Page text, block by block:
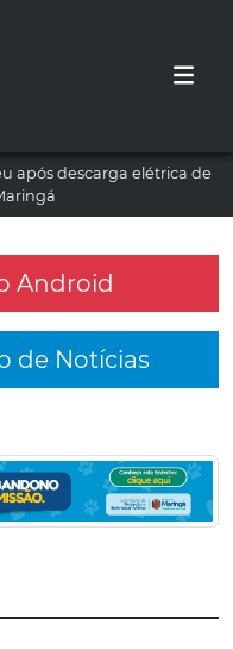
após descarga elétrica de
Android
de Notícias